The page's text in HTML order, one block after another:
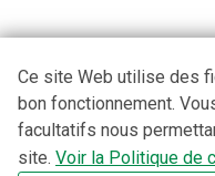
Ce site Web utilise des
bon fonctionnement.
facultatifs nous
site. Voir la Politique de